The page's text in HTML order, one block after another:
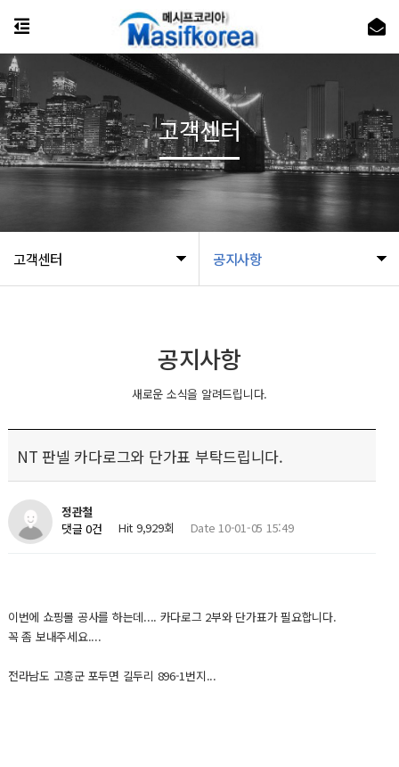
고객센터 공지사항
고객센터
공지사항
새로운 소식을 알려드립니다.
NT 판넬 카다로그와 단가표 부탁드립니다.
정관철
댓글 0건
Hit 9,929회 Date 10-01-05 15:49
이번에 쇼핑몰 공사를 하는데.... 카다로그 2부와 단가표가 필요합니다.
꼭 좀 보내주세요....
전라남도 고흥군 포두면 길두리 896-1번지...